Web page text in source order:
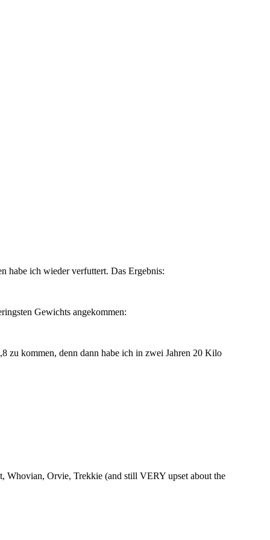
habe ich wieder verfuttert. Das Ergebnis:
Gewichts angekommen:
zu kommen, denn dann habe ich in zwei Jahren 20 Kilo
Whovian, Orvie, Trekkie (and still VERY upset about the